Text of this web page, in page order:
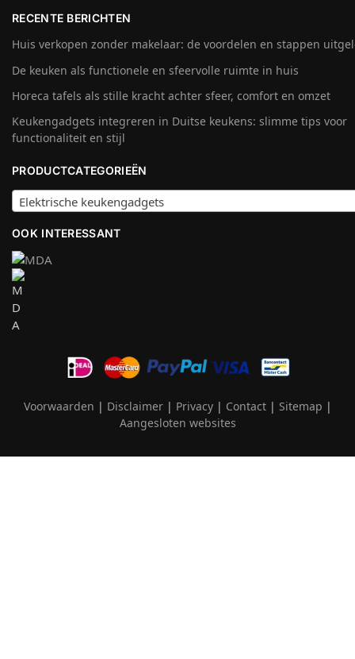
RECENTE BERICHTEN
Huis verkopen zonder makelaar: de voordelen en stappen
De keuken als functionele en sfeervolle ruimte in huis
Horeca tafels als stille kracht achter sfeer, comfort en omzet
Keukengadgets integreren in Duitse keukens: slimme tips voor
functionaliteit en stijl
PRODUCTCATEGORIEËN
Elektrische keukengadgets
OOK INTERESSANT
Voorwaarden | Disclaimer| Privacy| Contact| Sitemap |
Aangesloten websites